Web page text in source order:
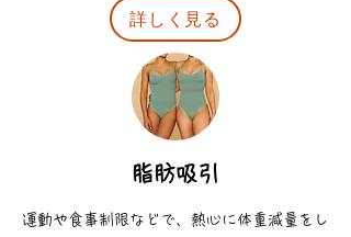
詳しく見る
脂肪吸引
運動や食事制限などで、熱心に体重減量をし